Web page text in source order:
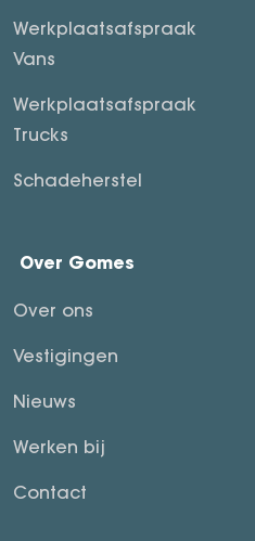
Werkplaatsafspraak
Vans
Werkplaatsafspraak
Trucks
Schadeherstel
Over Gomes
Over ons
Vestigingen
Nieuws
Werken bij
Contact